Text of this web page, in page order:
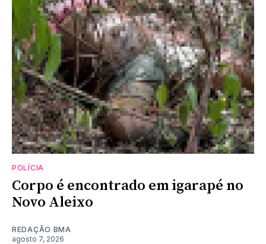
POLÍCIA
Corpo é encontrado em igarapé no
Novo Aleixo
REDAÇÃO BMA
agosto 7, 2026